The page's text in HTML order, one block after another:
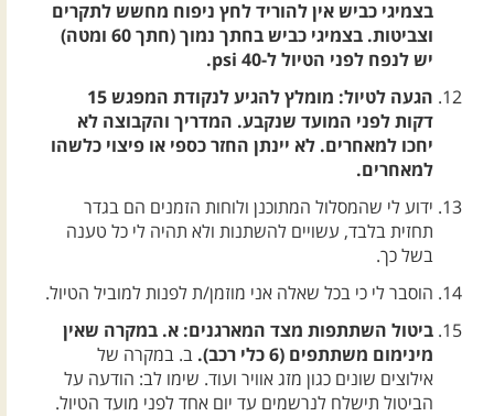
בצמיגי כביש אין להוריד לחץ ניפוח מחשש לתקרים
וצביטות. בצמיגי כביש בחתך נמוך (חתך 60 ומטה)
יש לנפח לפני הטיול ל-40 psi.
הגעה לטיול: מומלץ להגיע לנקודת המפגש 15
דקות לפני המועד שנקבע. המדריך והקבוצה לא
יחכו למאחרים. לא יינתן החזר כספי או פיצוי כלשהו
למאחרים.
ידוע לי שהמסלול המתוכנן ולוחות הזמנים הם בגדר
תחזית בלבד, עשויים להשתנות ולא תהיה לי כל טענה
בשל כך.
הוסבר לי כי בכל שאלה אני מוזמן/ת לפנות למוביל הטיול.
ביטול השתתפות מצד המארגנים: א. במקרה שאין
מינימום משתתפים (6 כלי רכב).
ב. במקרה של
אילוצים שונים כגון מזג אוויר ועוד. שימו לב: הודעה על
הביטול תישלח לנרשמים עד יום אחד לפני מועד הטיול.